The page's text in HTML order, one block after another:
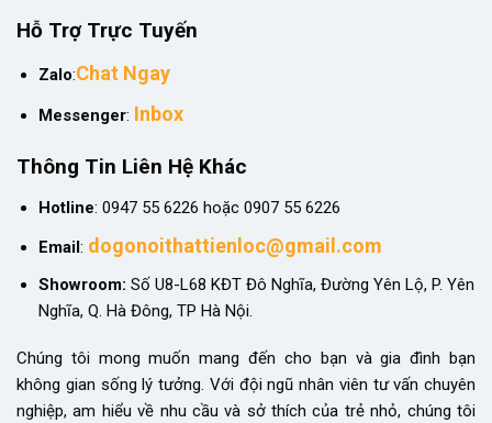
Hỗ Trợ Trực Tuyến
Zalo:Chat Ngay
Messenger: Inbox
Thông Tin Liên Hệ Khác
Hotline: 0947 55 6226 hoặc 0907 55 6226
Email: dogonoithattienloc@gmail.com
Showroom: Số U8-L68 KĐT Đô Nghĩa, Đường Yên Lộ, P. Yên
Nghĩa, Q. Hà Đông, TP Hà Nội.
Chúng tôi mong muốn mang đến cho bạn và gia đình bạn
không gian sống lý tưởng. Với đội ngũ nhân viên tư vấn chuyên
nghiệp, am hiểu về nhu cầu và sở thích của trẻ nhỏ, chúng tôi